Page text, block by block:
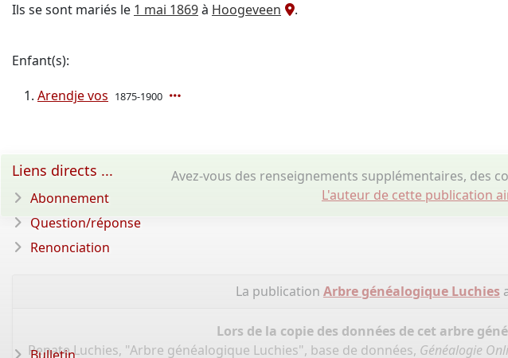
Ils se sont mariés le 1 mai 1869à Hoogeveen .
Enfant(s):
Arendje vos 1875-1900
Avez-vous des renseignements supplémentaires, des
L'auteur de cette publication
La publication Arbre généalogique Luchies
Lors de la copie des données de cet arbre
Renate Luchies, "Arbre généalogique Luchies", base de données, Généalogie
Liens directs ...
Abonnement
Question/réponse
Renonciation